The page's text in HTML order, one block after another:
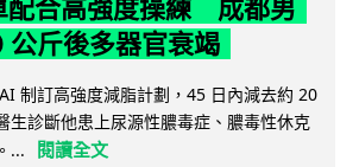
配合高強度操練 成都男
斤後多器官衰竭
制訂高強度減脂計劃，45 日內減去約 20
生診斷他患上尿源性膿毒症、膿毒性休克
...
閱讀全文